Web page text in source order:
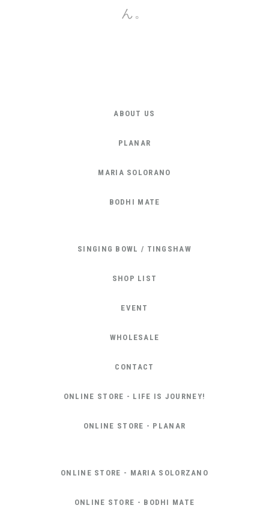
ん。
ABOUT US
PLANAR
MARIA SOLORANO
BODHI MATE
SINGING BOWL / TINGSHAW
SHOP LIST
EVENT
WHOLESALE
CONTACT
ONLINE STORE - LIFE IS JOURNEY!
ONLINE STORE - PLANAR
ONLINE STORE - MARIA SOLORZANO
ONLINE STORE - BODHI MATE